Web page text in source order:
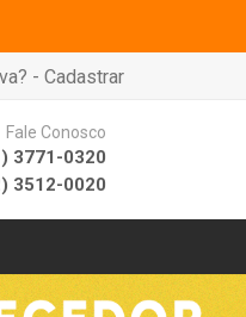
- Cadastrar
Fale Conosco
3771-0320
3512-0020